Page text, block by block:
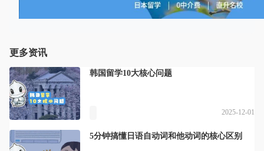
更多资讯
韩国留学10大核心问题
2025-12-01
5分钟搞懂日语自动词和他动词的核心区别